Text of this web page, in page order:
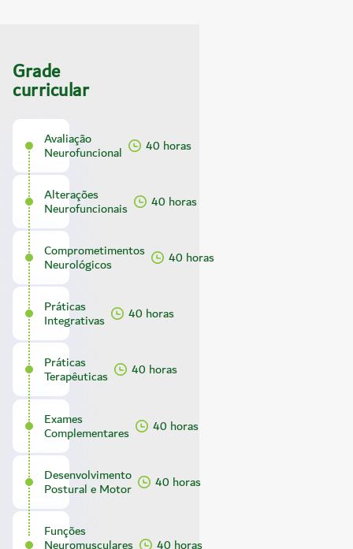
Grade
curricular
Avaliação
Neurofuncional 40 horas
Alterações
Neurofuncionais 40 horas
Comprometimentos
Neurológicos 40 horas
Práticas
Integrativas 40 horas
Práticas
Terapêuticas 40 horas
Exames
Complementares 40 horas
Desenvolvimento
Postural e Motor 40 horas
Funções